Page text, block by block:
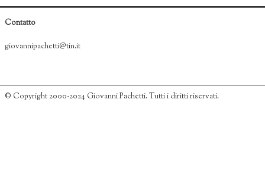
Contatto
giovannipachetti@tin.it
© Copyright 2000-2024 Giovanni Pachetti. Tutti i diritti riservati.